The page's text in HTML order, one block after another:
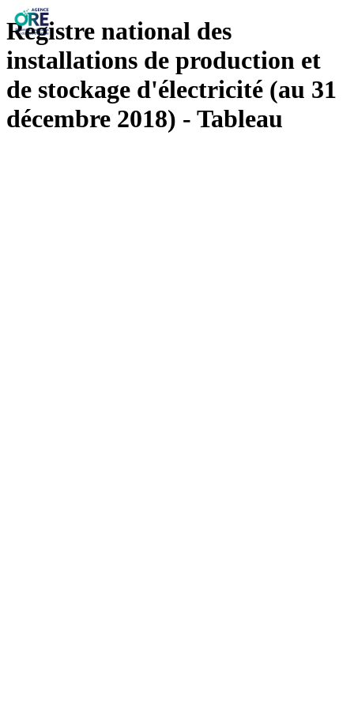
Registre national des
installations de production et
de stockage d'électricité (au 31
décembre 2018) - Tableau